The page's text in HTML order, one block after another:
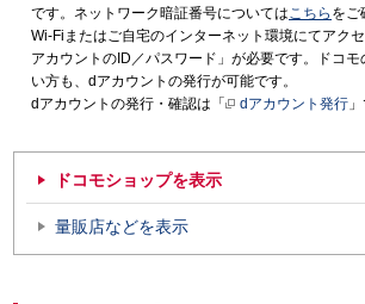
です。ネットワーク暗証番号についてはこちら をご
Wi-Fiまたはご自宅のインターネット環境にてアク
アカウントのID／パスワード」が必要です。ドコ
い方も、dアカウントの発行が可能です。
dアカウントの発行・確認は「
dアカウント発行
ドコモショップを表示
量販店などを表示